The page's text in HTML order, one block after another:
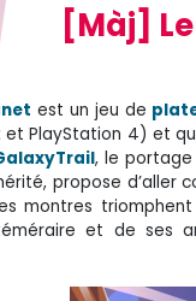
[Màj]
est un jeu de
et PlayStation 4) et
, le
propose d’aller
montres
et de ses